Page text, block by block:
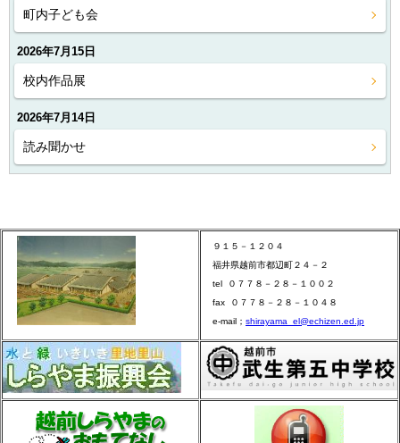
町内子ども会
2026年7月15日
校内作品展
2026年7月14日
読み聞かせ
９１５－１２０４
福井県越前市都辺町２４－２
tel ０７７８－２８－１００２
fax ０７７８－２８－１０４８
e-mail ； shirayama_el@echizen.ed.jp